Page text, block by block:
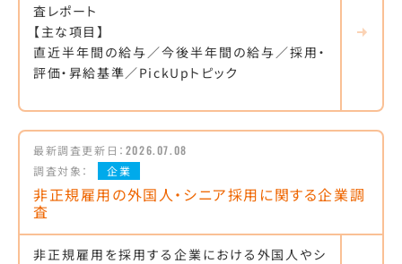
査レポート
【主な項目】
直近半年間の給与／今後半年間の給与／採用・
評価・昇給基準／PickUpトピック
最新調査更新日： 2026.07.08
調査対象：
企業
非正規雇用の外国人・シニア採用に関する企業調
査
非正規雇用を採用する企業における外国人やシ